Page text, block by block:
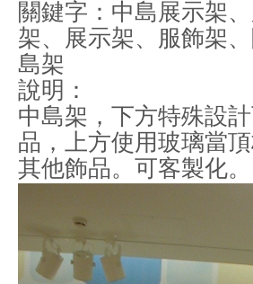
關鍵字：中島展示架
架、展示架、服飾架
島架
說明：
中島架，下方特殊設
品，上方使用玻璃當
其他飾品。可客製化。